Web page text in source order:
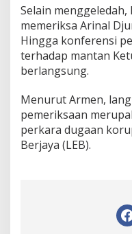
Selain
memeriksa Arinal
Hingga konferensi
terhadap mantan
berlangsung.
Menurut Armen,
pemeriksaan
perkara dugaan
Berjaya (LEB).